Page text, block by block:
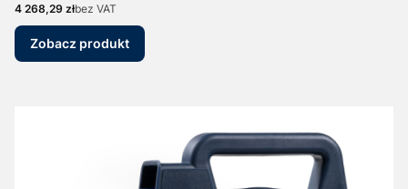
Cena
4 268,29 złbez VAT
Zobacz produkt